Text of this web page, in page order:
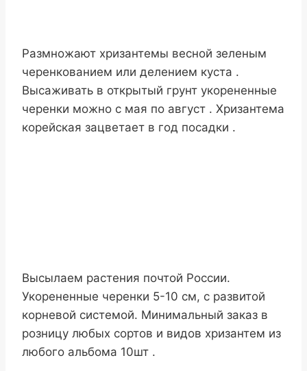
Размножают хризантемы весной зеленым
черенкованием или делением куста .
Высаживать в открытый грунт укорененные
черенки можно с мая по август . Хризантема
корейская зацветает в год посадки .
Высылаем растения почтой России.
Укорененные черенки 5-10 см, с развитой
корневой системой. Минимальный заказ в
розницу любых сортов и видов хризантем из
любого альбома 10шт .